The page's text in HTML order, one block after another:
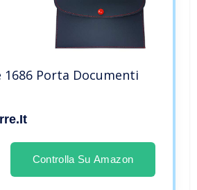
Porta Documenti
Controlla Su Amazon